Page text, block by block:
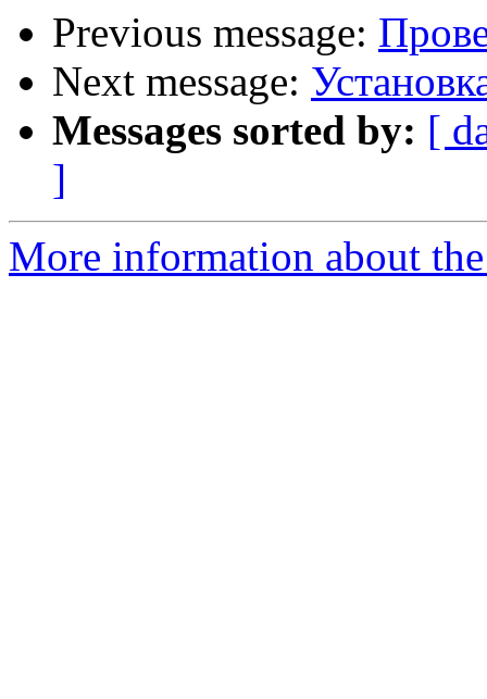
Previous message:
Next message:
Messages sorted by: [
]
More information about